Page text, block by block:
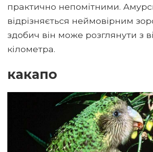
практично непомітними.
відрізняється неймовірним
здобич він може розглянути з
кілометра.
какапо